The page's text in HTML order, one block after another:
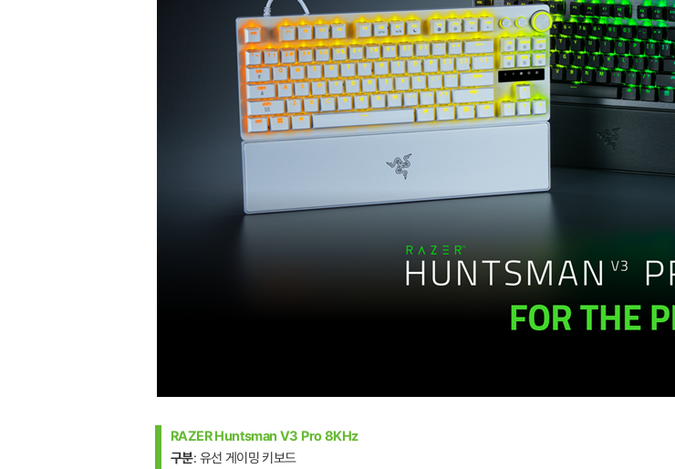
RAZER Huntsman V3 Pro 8KHz
구분: 유선 게이밍 키보드